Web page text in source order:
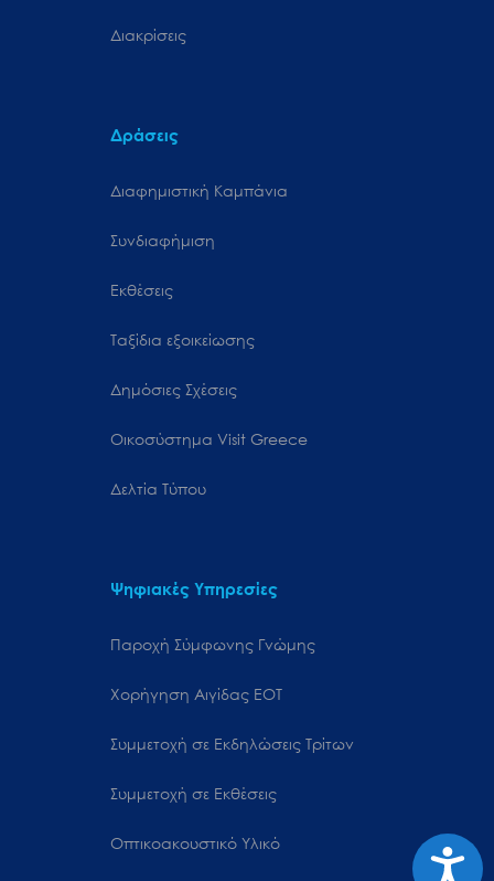
Διακρίσεις
Δράσεις
Διαφημιστική Καμπάνια
Συνδιαφήμιση
Εκθέσεις
Ταξίδια εξοικείωσης
Δημόσιες Σχέσεις
Oικοσύστημα Visit Greece
Δελτία Τύπου
Ψηφιακές Υπηρεσίες
Παροχή Σύμφωνης Γνώμης
Χορήγηση Αιγίδας ΕΟΤ
Συμμετοχή σε Εκδηλώσεις Τρίτων
Συμμετοχή σε Εκθέσεις
Οπτικοακουστικό Υλικό